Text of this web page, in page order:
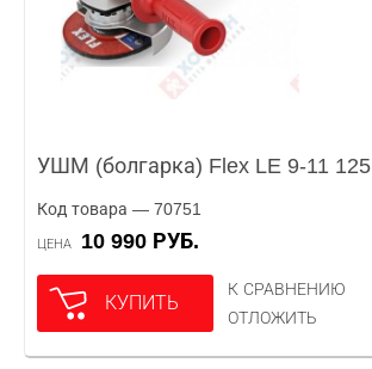
УШМ (болгарка) Flex LE 9-11 125
Код товара — 70751
ЦЕНА 10 990 РУБ.
КУПИТЬ
К СРАВНЕНИЮ
ОТЛОЖИТЬ